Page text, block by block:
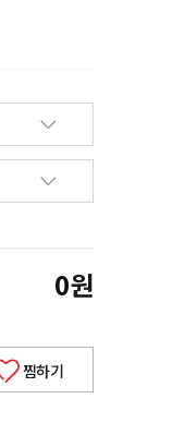
0원
찜하기